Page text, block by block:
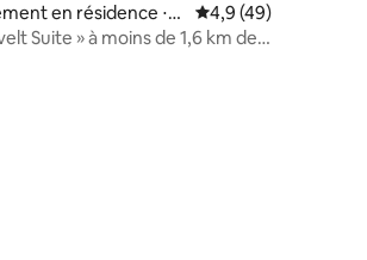
la base de 14 commentaires : 4,86 sur 5
en résidence ⋅
Évaluation
4,9 (49)
Suite » à moins de 1,6 km de